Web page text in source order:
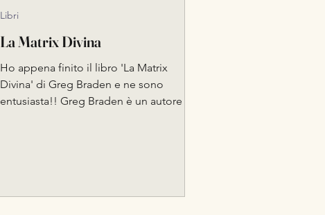
La Matrix Divina
Ho appena finito il libro 'La Matrix
Divina' di Greg Braden e ne sono
entusiasta!! Greg Braden è un autore e
Libri